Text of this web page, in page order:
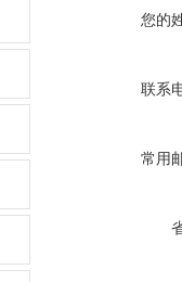
您的
联系
常用